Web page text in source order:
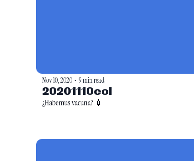
Nov 10, 2020 • 9 min read
20201110col
¿Habemus vacuna? 💉